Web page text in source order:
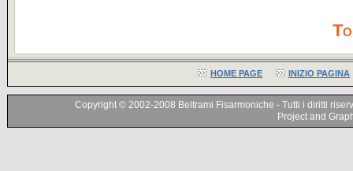
HOME PAGE INIZIO PAGINA
Copyright © 2002-2008 Beltrami Fisarmoniche - Tutti i diritti
Project and